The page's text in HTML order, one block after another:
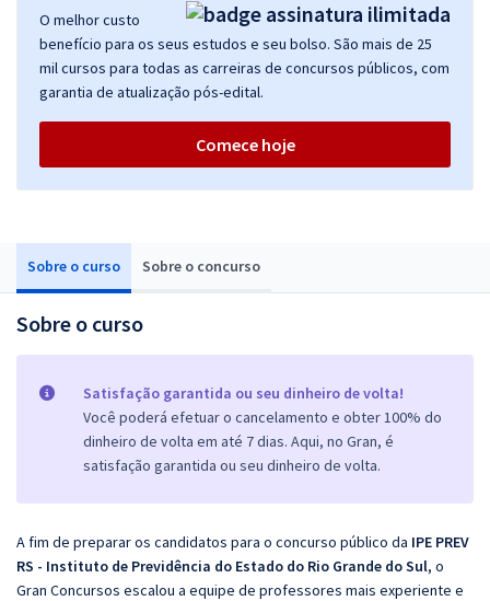
Sobre o curso Sobre o concurso
Sobre o curso
Satisfação garantida ou seu dinheiro de volta!
Você poderá efetuar o cancelamento e obter 100% do
dinheiro de volta em até 7 dias. Aqui, no Gran, é
satisfação garantida ou seu dinheiro de volta.
A fim de preparar os candidatos para o concurso público da IPE PREV
RS - Instituto de Previdência do Estado do Rio Grande do Sul, o
Gran Concursos escalou a equipe de professores mais experiente e
O melhor custo
benefício para os seus estudos e seu bolso. São mais de 25
mil cursos para todas as carreiras de concursos públicos, com
garantia de atualização pós-edital.
Comece hoje